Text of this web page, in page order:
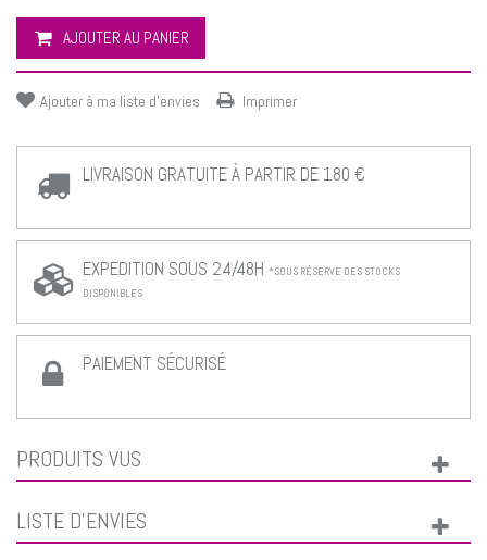
AJOUTER AU PANIER
Ajouter à ma liste d'envies Imprimer
LIVRAISON GRATUITE À PARTIR DE 180 €
EXPEDITION SOUS 24/48H *SOUS RÉSERVE DES STOCKS
DISPONIBLES
PAIEMENT SÉCURISÉ
PRODUITS VUS
LISTE D'ENVIES